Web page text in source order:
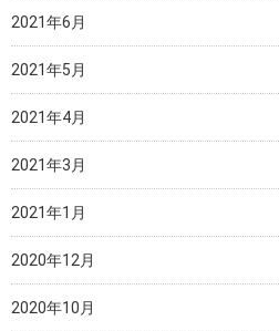
2021年6月
2021年5月
2021年4月
2021年3月
2021年1月
2020年12月
2020年10月